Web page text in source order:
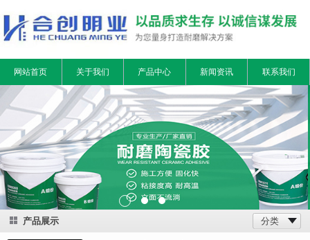
网站首页 关于我们 产品中心 新闻资讯 联系我们
产品展示 分类